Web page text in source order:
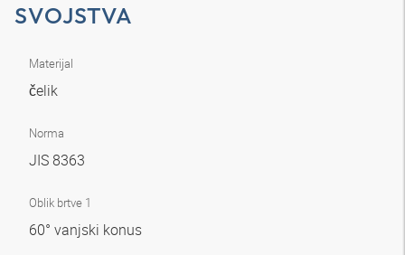
SVOJSTVA
Materijal
čelik
Norma
JIS 8363
Oblik brtve 1
60° vanjski konus